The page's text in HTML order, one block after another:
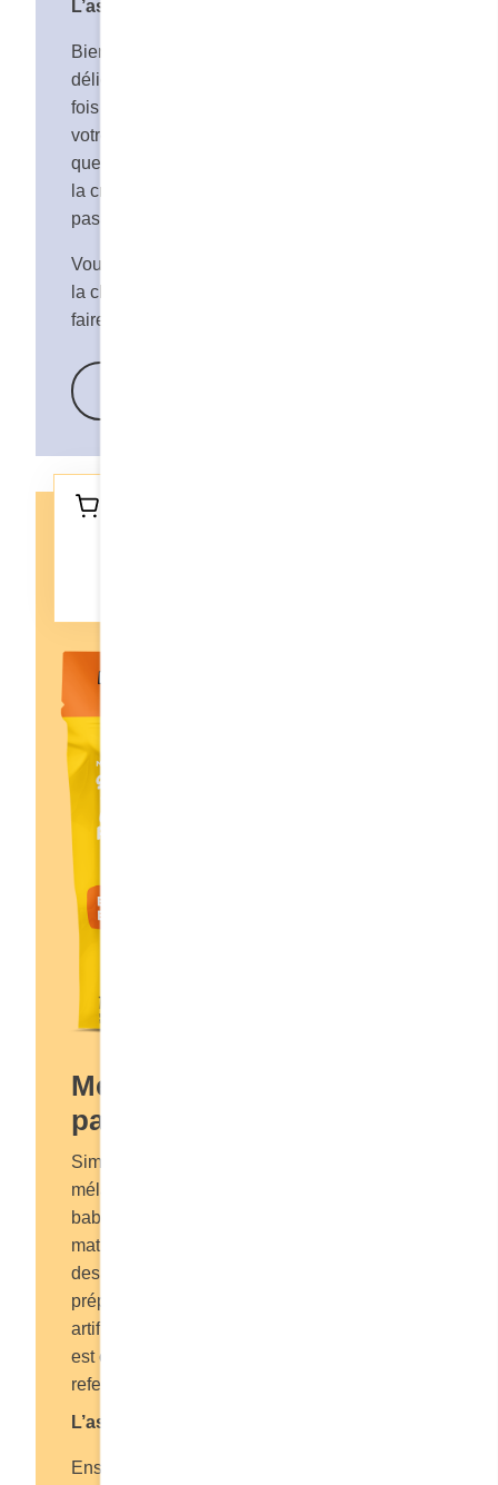
L’astuce salée de Mme Cora
Bien que la crêpe en elle-même soit
délicieuse, ensoleillez-la à votre goût. Une
fois la crêpe cuite, ajoutez-y du jambon et
votre fromage préféré avant de la replier pour
que le fromage et le jambon fusionnent avec
la crêpe. Un vrai délice à la Cora. N’hésitez
pas à laisser aller votre créativité.
Vous pouvez communiquer avec le service à
la clientèle au 1 866 533-8431 pour nous
faire part de vos commentaires.
Mélange à gaufres et à
pancakes Babeurre
Simplifiez vos délicieux déjeuners avec ce
mélange à gaufres et à pancakes au
babeurre qui vous facilitera la vie lors de vos
matins pressés. Le mélange offre le meilleur
des deux mondes, avec ses 2 modes de
préparation. Sans additifs ni arômes
artificiels, le mélange à gaufres et à pancakes
est offert en format familial dans un sac
refermable des plus pratique.
L’astuce de Mme Cora
Ensoleillez vos pancakes en y ajoutant du